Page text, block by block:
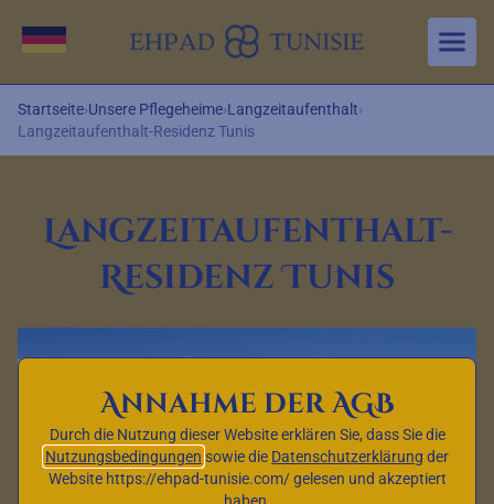
Aller au contenu principal
Sprache wechseln
Startseite›Unsere Pflegeheime›Langzeitaufenthalt›
Langzeitaufenthalt-Residenz Tunis
Langzeitaufenthalt-
Residenz Tunis
Annahme der AGB
Durch die Nutzung dieser Website erklären Sie, dass Sie die
Nutzungsbedingungen sowie die Datenschutzerklärung der
Website https://ehpad-tunisie.com/ gelesen und akzeptiert
haben.